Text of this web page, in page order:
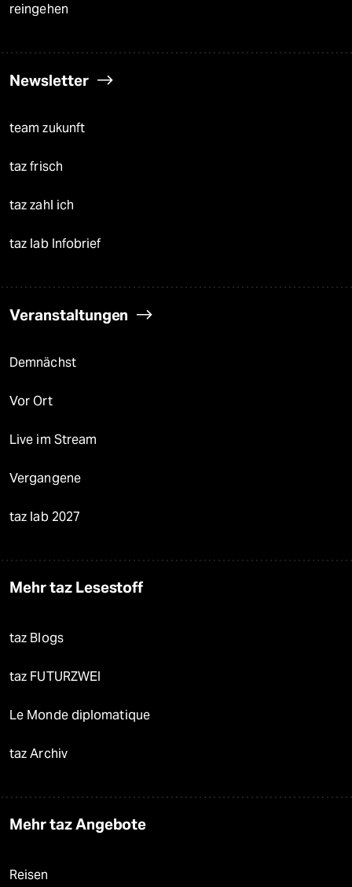
reingehen
Newsletter
team zukunft
taz frisch
taz zahl ich
taz lab Infobrief
Veranstaltungen
Demnächst
Vor Ort
Live im Stream
Vergangene
taz lab 2027
Mehr taz Lesestoff
taz Blogs
taz FUTURZWEI
Le Monde diplomatique
taz Archiv
Mehr taz Angebote
Reisen